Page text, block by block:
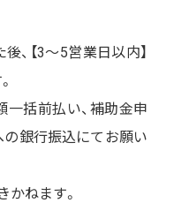
【3〜5営業日以内】
括前払い、補助金申
銀行振込にてお願い
かねます。